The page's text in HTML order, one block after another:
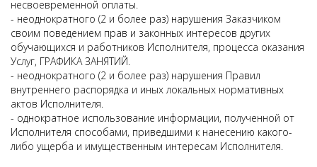
несвоевременной оплаты.
- неоднократного (2 и более раз) нарушения Заказчиком
своим поведением прав и законных интересов других
обучающихся и работников Исполнителя, процесса оказания
Услуг, ГРАФИКА ЗАНЯТИЙ.
- неоднократного (2 и более раз) нарушения Правил
внутреннего распорядка и иных локальных нормативных
актов Исполнителя.
- однократное использование информации, полученной от
Исполнителя способами, приведшими к нанесению какого-
либо ущерба и имущественным интересам Исполнителя.